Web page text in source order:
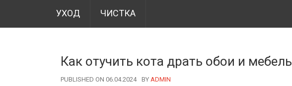
УХОД ЧИСТКА
Как отучить кота драть обои и мебель
PUBLISHED ON 06.04.2024 BY AUTHOR
ADMIN